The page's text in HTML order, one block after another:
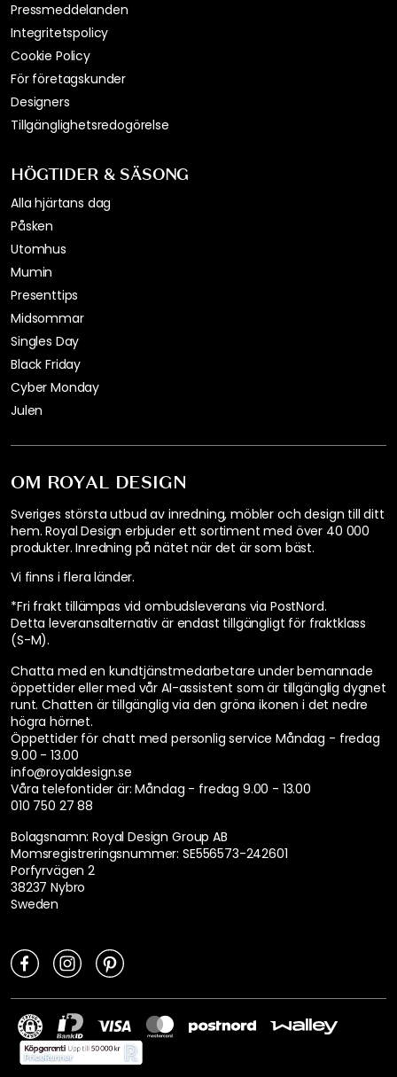
OM ROYAL DESIGN
Sveriges största utbud av inredning, möbler och design till ditt
hem. Royal Design erbjuder ett sortiment med över 40 000
produkter. Inredning på nätet när det är som bäst.
Vi finns i flera länder.
*Fri frakt tillämpas vid ombudsleverans via PostNord.
Detta leveransalternativ är endast tillgängligt för fraktklass
(S-M).
Chatta med en kundtjänstmedarbetare under bemannade
öppettider eller med vår AI-assistent som är tillgänglig dygnet
runt. Chatten är tillgänglig via den gröna ikonen i det nedre
högra hörnet.
Öppettider för chatt med personlig service Måndag - fredag
9.00 - 13.00
info@royaldesign.se
Våra telefontider är: Måndag - fredag 9.00 - 13.00
010 750 27 88
Bolagsnamn: Royal Design Group AB
Momsregistreringsnummer: SE556573-242601
Porfyrvägen 2
38237 Nybro
Sweden
Pressmeddelanden
Integritetspolicy
Cookie Policy
För företagskunder
Designers
Tillgänglighetsredogörelse
HÖGTIDER & SÄSONG
Alla hjärtans dag
Påsken
Utomhus
Mumin
Presenttips
Midsommar
Singles Day
Black Friday
Cyber Monday
Julen